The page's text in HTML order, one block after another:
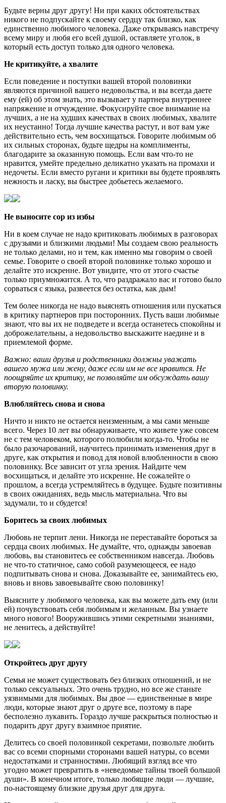
Будьте верны друг другу! Ни при каких обстоятельствах
никого не подпускайте к своему сердцу так близко, как
единственно любимого человека. Даже открываясь навстречу
всему миру и любя его всей душой, оставляете уголок, в
который есть доступ только для одного человека.
Не критикуйте, а хвалите
Если поведение и поступки вашей второй половинки
являются причиной вашего недовольства, и вы всегда даете
ему (ей) об этом знать, это вызывает у партнера внутреннее
напряжение и отчуждение. Фокусируйте свое внимание на
лучших, а не на худших качествах в своих любимых, хвалите
их неустанно! Тогда лучшие качества растут, и вот вам уже
действительно есть, чем восхищаться. Говорите любимым об
их сильных сторонах, будьте щедры на комплименты,
благодарите за оказанную помощь. Если вам что-то не
нравится, умейте предельно деликатно указать на промахи и
недочеты. Если вместо ругани и критики вы будете проявлять
нежность и ласку, вы быстрее добьетесь желаемого.
Не выносите сор из избы
Ни в коем случае не надо критиковать любимых в разговорах
с друзьями и близкими людьми! Мы создаем свою реальность
не только делами, но и тем, как именно мы говорим о своей
семье. Говорите о своей второй половинке только хорошо и
делайте это искренне. Вот увидите, что от этого счастье
только приумножится. А то, что раздражало вас и готово было
сорваться с языка, развеется без остатка, как дым!
Тем более никогда не надо выяснять отношения или пускаться
в критику партнеров при посторонних. Пусть ваши любимые
знают, что вы их не подведете и всегда останетесь спокойны и
доброжелательны, а недовольство выскажите наедине и в
приемлемой форме.
Важно: ваши друзья и родственники должны уважать
вашего мужа или жену, даже если им не все нравится. Не
поощряйте их критику, не позволяйте им обсуждать вашу
вторую половинку.
Влюбляйтесь снова и снова
Ничто и никто не остается неизменным, а мы сами меньше
всего. Через 10 лет вы обнаруживаете, что живете уже совсем
не с тем человеком, которого полюбили когда-то. Чтобы не
было разочарований, научитесь принимать изменения друг в
друге, как открытия и повод для новой влюбленности в свою
половинку. Все зависит от угла зрения. Найдите чем
восхищаться, и делайте это искренне. Не сожалейте о
прошлом, а всегда устремляйтесь в будущее. Будьте позитивны
в своих ожиданиях, ведь мысль материальна. Что вы
задумали, то и сбудется!
Боритесь за своих любимых
Любовь не терпит лени. Никогда не переставайте бороться за
сердца своих любимых. Не думайте, что, однажды завоевав
любовь, вы становитесь ее собственником навсегда. Любовь
не что-то статичное, само собой разумеющееся, ее надо
подпитывать снова и снова. Доказывайте ее, занимайтесь ею,
вновь и вновь завоевывайте свою половинку!
Выясните у любимого человека, как вы можете дать ему (или
ей) почувствовать себя любимым и желанным. Вы узнаете
много нового! Вооружившись этими секретными знаниями,
не ленитесь, а действуйте!
Откройтесь друг другу
Семья не может существовать без близких отношений, и не
только сексуальных. Это очень трудно, но все же станьте
уязвимыми для любимых. Вы двое — единственные в мире
люди, которые знают друг о друге все, поэтому в паре
бесполезно лукавить. Гораздо лучше раскрыться полностью и
подарить друг другу взаимное приятие.
Делитесь со своей половинкой секретами, позвольте любить
вас со всеми спорными сторонами вашей натуры, со всеми
недостатками и странностями. Любящий взгляд все что
угодно может превратить в «неведомые тайны твоей большой
души». В конечном итоге, только любящие люди — лучшие,
по-настоящему близкие друзья друг для друга.